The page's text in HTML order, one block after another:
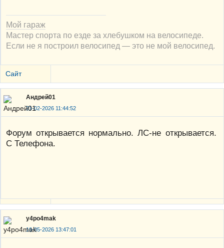
Мой гараж
Мастер спорта по езде за хлебушком на велосипеде.
Если не я построил велосипед — это не мой велосипед.
Сайт
Андрей01
21-02-2026 11:44:52
Форум открывается нормально. ЛС-не открывается.
С Телефона.
y4po4mak
16-05-2026 13:47:01